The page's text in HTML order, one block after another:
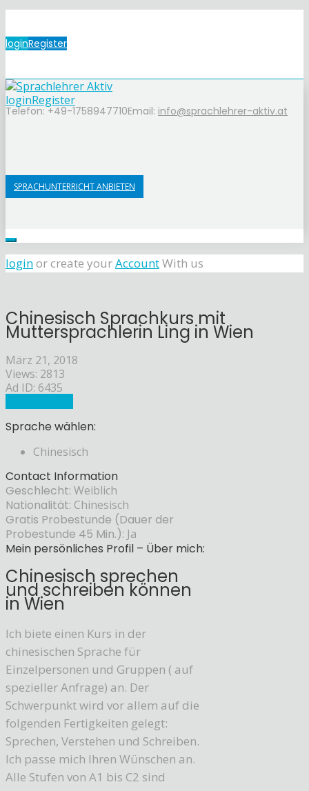
loginRegister
Telefon: +49-1758947710Email: info@sprachlehrer-aktiv.at
loginRegister
SPRACHUNTERRICHT ANBIETEN
loginor create yourAccountWith us
Chinesisch Sprachkurs mit
Muttersprachlerin Ling in Wien
März 21, 2018
Views: 2813
Ad ID: 6435
Sprache wählen:
Chinesisch
Contact Information
Geschlecht: Weiblich
Nationalität: Chinesisch
Gratis Probestunde (Dauer der
Probestunde 45 Min.): Ja
Mein persönliches Profil – Über mich:
Chinesisch sprechen
und schreiben können
in Wien
Ich biete einen Kurs in der
chinesischen Sprache für
Einzelpersonen und Gruppen ( auf
spezieller Anfrage) an. Der
Schwerpunkt wird vor allem auf die
folgenden Fertigkeiten gelegt:
Sprechen, Verstehen und Schreiben.
Ich passe mich Ihren Wünschen an.
Alle Stufen von A1 bis C2 sind